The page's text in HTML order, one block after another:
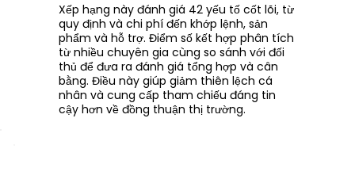
Xếp hạng này đánh giá 42 yếu tố cốt lõi, từ
quy định và chi phí đến khớp lệnh, sản
phẩm và hỗ trợ. Điểm số kết hợp phân tích
từ nhiều chuyên gia cùng so sánh với đối
thủ để đưa ra đánh giá tổng hợp và cân
bằng. Điều này giúp giảm thiên lệch cá
nhân và cung cấp tham chiếu đáng tin
cậy hơn về đồng thuận thị trường.